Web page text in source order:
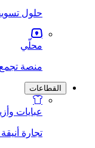
حلول
محلّي
منصة تجمع
القطاعات
عبايات
تجارة